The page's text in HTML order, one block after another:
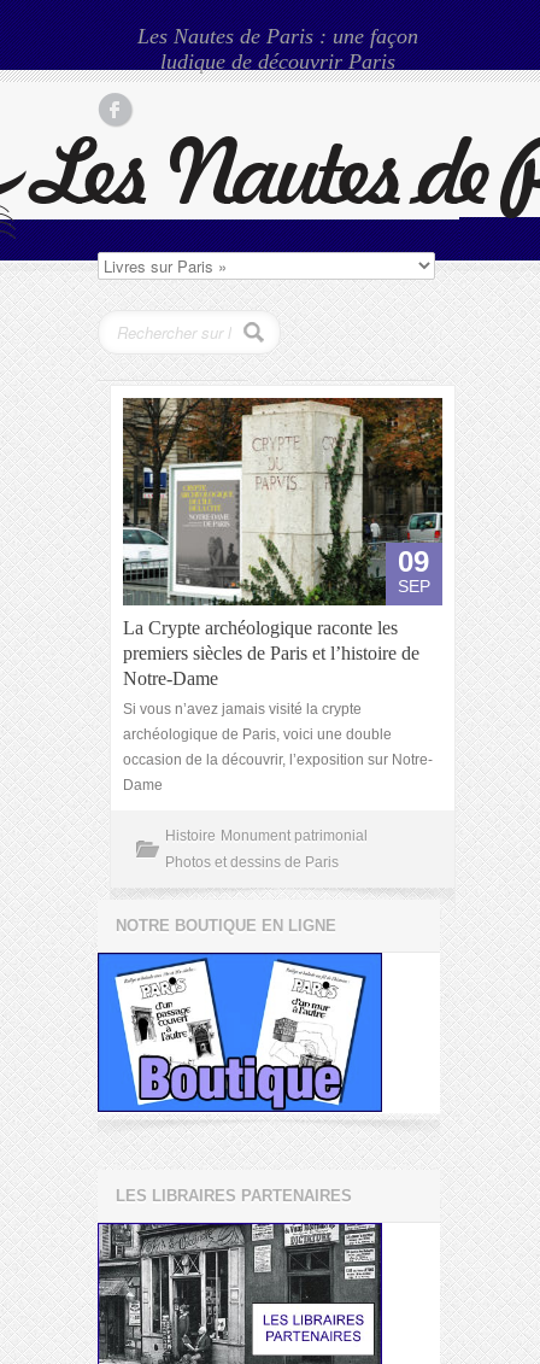
Les Nautes de Paris : une façon
ludique de découvrir Paris
09
SEP
La Crypte archéologique raconte les
premiers siècles de Paris et l’histoire de
Notre-Dame
Si vous n’avez jamais visité la crypte
archéologique de Paris, voici une double
occasion de la découvrir, l’exposition sur Notre-
Dame
Histoire Monument patrimonial
Photos et dessins de Paris
NOTRE BOUTIQUE EN LIGNE
LES LIBRAIRES PARTENAIRES